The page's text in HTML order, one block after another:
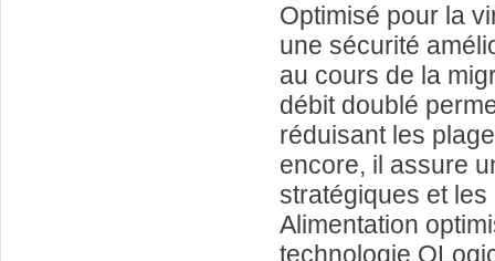
Optimisé pour la
une sécurité
au cours de la
débit doublé
réduisant les
encore, il assure
stratégiques et
Alimentation
technologie